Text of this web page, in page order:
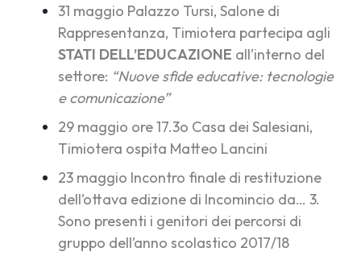
31 maggio Palazzo Tursi, Salone di
Rappresentanza, Timiotera partecipa agli
STATI DELL’EDUCAZIONE all’interno del
settore: “Nuove sfide educative: tecnologie
e comunicazione”
29 maggio ore 17.3o Casa dei Salesiani,
Timiotera ospita Matteo Lancini
23 maggio Incontro finale di restituzione
dell’ottava edizione di Incomincio da… 3.
Sono presenti i genitori dei percorsi di
gruppo dell’anno scolastico 2017/18